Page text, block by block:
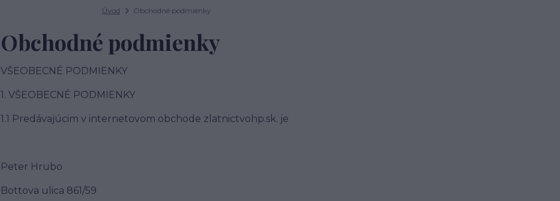
Úvod Obchodné podmienky
Obchodné podmienky
VŠEOBECNÉ PODMIENKY
1. VŠEOBECNÉ PODMIENKY
1.1 Predávajúcim v internetovom obchode zlatnictvohp.sk. je
Peter Hrubo
Bottova ulica 861/59